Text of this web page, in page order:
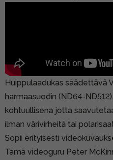
Huippulaadukas säädettävä
harmaasuodin (ND64-
kohtuullisena jotta
ilman värivirheitä tai
Sopii erityisesti
Tämä videoguru Peter